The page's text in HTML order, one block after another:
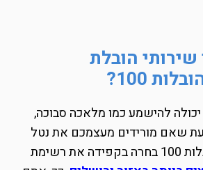
הובלת
100?
להישמע כמו מלאכה סבוכה,
שאם מורידים מעצמכם את נטל
רשימת